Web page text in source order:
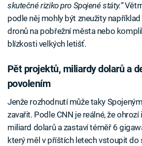
skutečné riziko pro Spojené státy.“
podle něj mohly být zneužity
dronů na pobřežní města nebo
blízkosti velkých letišť.
Pět projektů, miliardy dolarů a
povolením
Jenže rozhodnutí může taky
zavařit. Podle CNN je reálné, že
miliard dolarů a zastaví téměř 6
který měl v příštích letech vstoupit do